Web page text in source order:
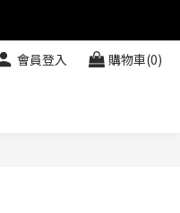
會員登入 購物車(0)